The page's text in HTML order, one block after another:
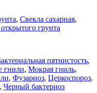
, Свекла сахарная,
грунта
пятнистость,
гнили, Мокрая гниль,
, Фузариоз, Церкоспороз,
, Черный бактериоз